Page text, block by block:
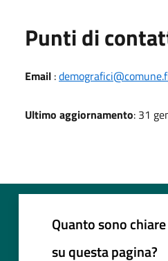
Punti di
Email :
Ultimo aggiornamento: 31
Quanto sono
su questa pagina?